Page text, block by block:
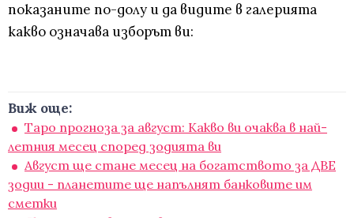
показаните по-долу и да видите в галерията
какво означава изборът ви:
Виж още:
Таро прогноза за август: Какво ви очаква в най-
летния месец според зодията ви
Август ще стане месец на богатството за ДВЕ
зодии - планетите ще напълнят банковите им
сметки